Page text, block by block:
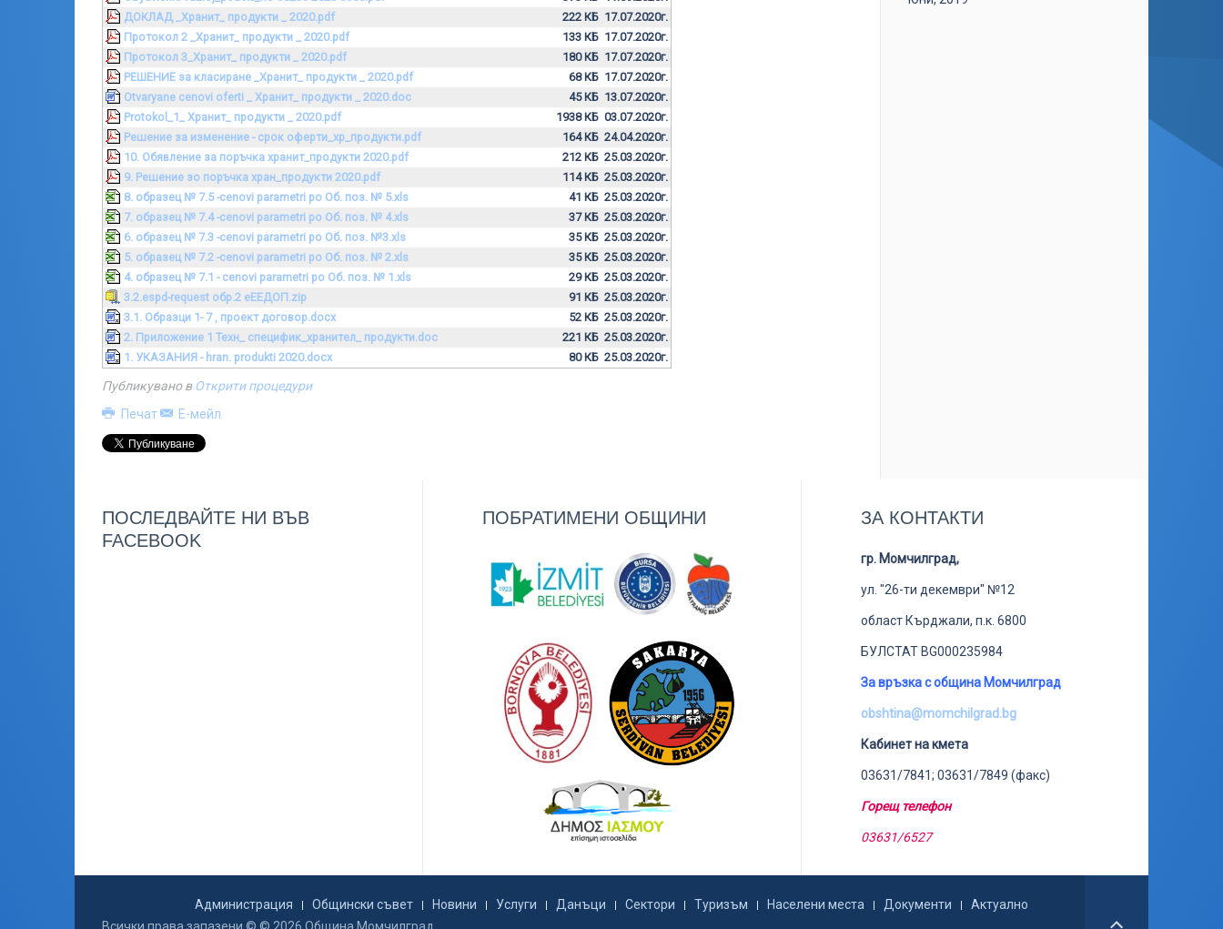
ДОКЛАД _Хранит_ продукти _ 2020.pdf
222 КБ 17.07.2020г.
Протокол 2 _Хранит_ продукти _ 2020.pdf
133 КБ 17.07.2020г.
Протокол 3_Хранит_ продукти _ 2020.pdf
180 КБ 17.07.2020г.
РЕШЕНИЕ за класиране _Хранит_ продукти _ 2020.pdf
68 КБ 17.07.2020г.
Otvaryane cenovi oferti _ Хранит_ продукти _ 2020.doc
45 КБ 13.07.2020г.
Protokol_1_ Хранит_ продукти _ 2020.pdf
1938 КБ 03.07.2020г.
Решение за изменение - срок оферти_хр_продукти.pdf
164 КБ 24.04.2020г.
10. Обявление за поръчка хранит_продукти 2020.pdf
212 КБ 25.03.2020г.
9. Решение зо поръчка хран_продукти 2020.pdf
114 КБ 25.03.2020г.
8. образец № 7.5 -cenovi parametri po Об. поз. № 5.xls
41 КБ 25.03.2020г.
7. образец № 7.4 -cenovi parametri po Об. поз. № 4.xls
37 КБ 25.03.2020г.
6. образец № 7.3 -cenovi parametri po Об. поз. №3.xls
35 КБ 25.03.2020г.
5. образец № 7.2 -cenovi parametri po Об. поз. № 2.xls
35 КБ 25.03.2020г.
4. образец № 7.1 - cenovi parametri po Об. поз. № 1.xls
29 КБ 25.03.2020г.
3.2.espd-request обр.2 еЕЕДОП.zip
91 КБ 25.03.2020г.
3.1. Образци 1- 7 , проект договор.docx
52 КБ 25.03.2020г.
2. Приложение 1 Техн_ специфик_хранител_ продукти.doc
221 КБ 25.03.2020г.
1. УКАЗАНИЯ - hran. produkti 2020.docx
80 КБ 25.03.2020г.
Публикувано в Открити процедури
Печат
Е-мейл
ПОСЛЕДВАЙТЕ НИ ВЪВ
FACEBOOK
ПОБРАТИМЕНИ ОБЩИНИ ЗА КОНТАКТИ
гр. Момчилград,
ул. "26-ти декември" №12
област Кърджали, п.к. 6800
БУЛСТАТ BG000235984
За връзка с община Момчилград
obshtina@momchilgrad.bg
Кабинет на кмета
03631/7841; 03631/7849 (факс)
Горещ телефон
03631/6527
Администрация Общински съвет Новини Услуги Данъци Сектори Туризъм Населени места Документи
Актуално